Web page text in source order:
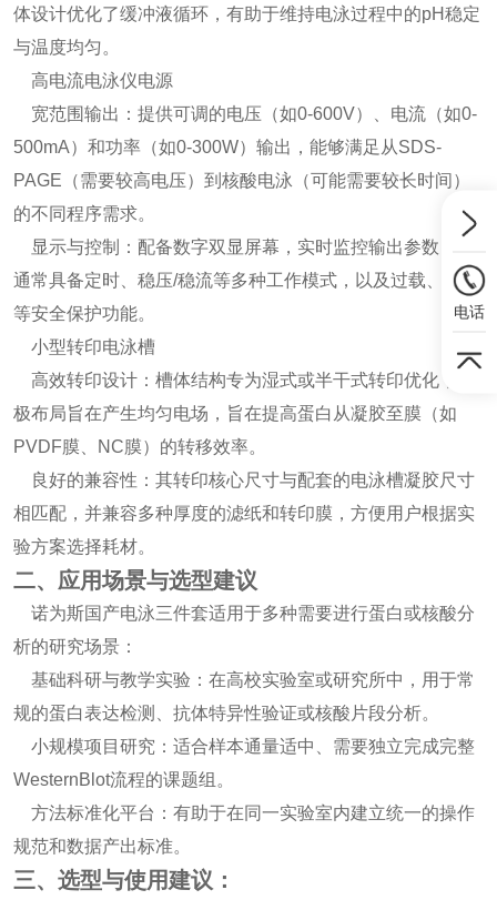
体设计优化了缓冲液循环，有助于维持电泳过程中的pH稳定
与温度均匀。
高电流电泳仪电源
宽范围输出：提供可调的电压（如0-600V）、电流（如0-
500mA）和功率（如0-300W）输出，能够满足从SDS-
PAGE（需要较高电压）到核酸电泳（可能需要较长时间）
的不同程序需求。
显示与控制：配备数字双显屏幕，实时监控输出参数，并
通常具备定时、稳压/稳流等多种工作模式，以及过载、短路
等安全保护功能。
小型转印电泳槽
高效转印设计：槽体结构专为湿式或半干式转印优化，电
极布局旨在产生均匀电场，旨在提高蛋白从凝胶至膜（如
PVDF膜、NC膜）的转移效率。
良好的兼容性：其转印核心尺寸与配套的电泳槽凝胶尺寸
相匹配，并兼容多种厚度的滤纸和转印膜，方便用户根据实
验方案选择耗材。
二、应用场景与选型建议
诺为斯国产电泳三件套适用于多种需要进行蛋白或核酸分
析的研究场景：
基础科研与教学实验：在高校实验室或研究所中，用于常
规的蛋白表达检测、抗体特异性验证或核酸片段分析。
小规模项目研究：适合样本通量适中、需要独立完成完整
WesternBlot流程的课题组。
方法标准化平台：有助于在同一实验室内建立统一的操作
规范和数据产出标准。
三、选型与使用建议：
电话